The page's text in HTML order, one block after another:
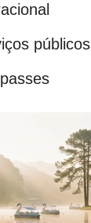
públicos